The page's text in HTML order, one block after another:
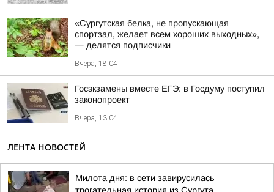
«Сургутская белка, не пропускающая
спортзал, желает всем хороших выходных»,
— делятся подписчики
Вчера, 18:04
Госэкзамены вместе ЕГЭ: в Госдуму поступил
законопроект
Вчера, 13:04
ЛЕНТА НОВОСТЕЙ
Милота дня: в сети завирусилась